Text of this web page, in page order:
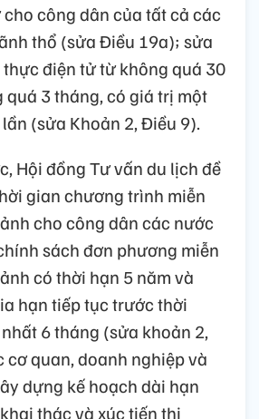
công dân của tất cả các
thổ (sửa Điều 19a); sửa
điện tử từ không quá 30
quá 3 tháng, có giá trị một
(sửa Khoản 2, Điều 9).
Hội đồng Tư vấn du lịch đề
gian chương trình miễn
cho công dân các nước
sách đơn phương miễn
có thời hạn 5 năm và
hạn tiếp tục trước thời
6 tháng (sửa khoản 2,
cơ quan, doanh nghiệp và
dựng kế hoạch dài hạn
thác và xúc tiến thị